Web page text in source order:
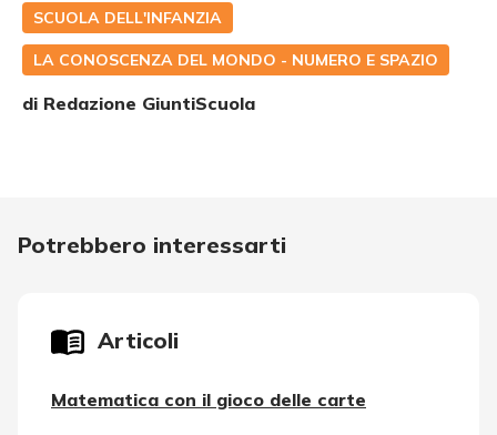
SCUOLA DELL'INFANZIA
LA CONOSCENZA DEL MONDO - NUMERO E SPAZIO
di Redazione GiuntiScuola
Potrebbero interessarti
Articoli
Matematica con il gioco delle carte